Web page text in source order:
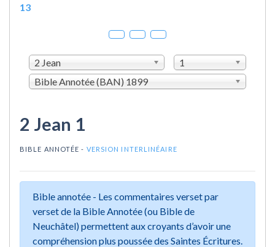
13
2 Jean
1
Bible Annotée (BAN) 1899
2 Jean 1
BIBLE ANNOTÉE - VERSION INTERLINÉAIRE
Bible annotée - Les commentaires verset par
verset de la Bible Annotée (ou Bible de
Neuchâtel) permettent aux croyants d’avoir une
compréhension plus poussée des Saintes Écritures.